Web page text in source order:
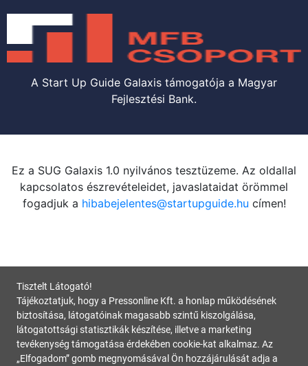
A Start Up Guide Galaxis támogatója a Magyar
Fejlesztési Bank.
Ez a SUG Galaxis 1.0 nyilvános tesztüzeme. Az oldallal
kapcsolatos észrevételeidet, javaslataidat örömmel
fogadjuk a hibabejelentes@startupguide.hu címen!
Tisztelt Látogató!
Tájékoztatjuk, hogy a Pressonline Kft. a honlap működésének
biztosítása, látogatóinak magasabb szintű kiszolgálása,
látogatottsági statisztikák készítése, illetve a marketing
tevékenység támogatása érdekében cookie-kat alkalmaz. Az
„Elfogadom” gomb megnyomásával Ön hozzájárulását adja a